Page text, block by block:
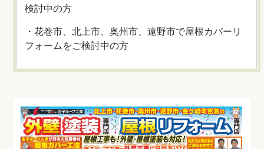
検討中の方
・花巻市、北上市、奥州市、遠野市で屋根カバーリ
フォームをご検討中の方